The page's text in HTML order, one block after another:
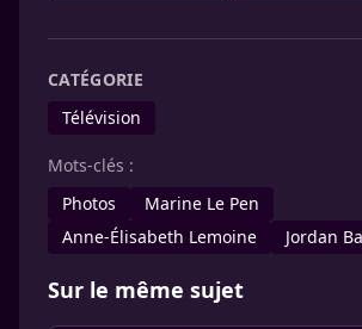
CATÉGORIE
Télévision
Mots-clés :
Photos
Marine Le Pen
Anne-Élisabeth Lemoine
Jordan
Sur le même sujet